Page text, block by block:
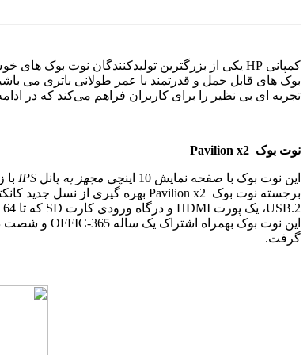
کمپانی HP یکی از بزرگترین تولیدکنندگان نوت بوک
بوک های قابل حمل و قدرتمند با عمر طولانی باتری می
تجربه ای بی نظیر را برای کاربران فراهم می‌کند که در
نوت بوک Pavilion x2
این نوت بوک با صفحه نمایش 10 اینچی مجهز به پانل IPS
برجسته نوت بوک Pavilion x2 بهره گیری از نسل جدید
USB.2، یک پورت HDMI و درگاه ورودی کارت SD که تا 64
این نوت بوک بهمراه اشتراک یک ساله OFFIC-365 و شصت
گرفت.